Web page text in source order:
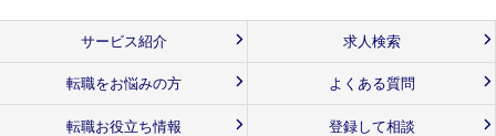
サービス紹介 求人検索
転職をお悩みの方 よくある質問
転職お役立ち情報 登録して相談